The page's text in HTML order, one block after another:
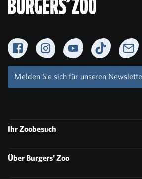
FacebookInstagramYouTubeTikTok
Melden Sie sich für unseren
Ihr Zoobesuch
Über Burgers' Zoo